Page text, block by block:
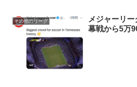
その他のリーグ
メジャーリ
幕戦から5万